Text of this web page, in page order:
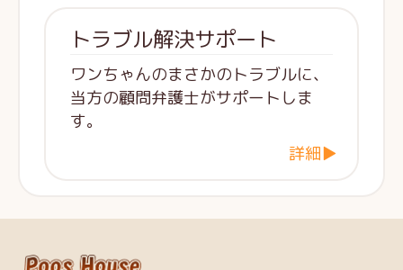
トラブル解決サポート
ワンちゃんのまさかのトラブルに、
当方の顧問弁護士がサポートしま
す。
詳細▶